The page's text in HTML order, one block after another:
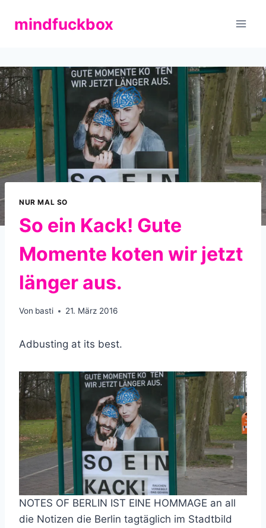
Inhaltmindfuckbox
NUR MAL SO
So ein Kack! Gute
Momente koten wir jetzt
länger aus.
Von basti 21. März 2016
Adbusting at its best.
NOTES OF BERLIN IST EINE HOMMAGE an all
die Notizen die Berlin tagtäglich im Stadtbild